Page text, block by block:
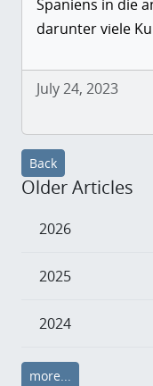
Spaniens in die
darunter viele
July 24, 2023
Back
Older Articles
2026
2025
2024
more...